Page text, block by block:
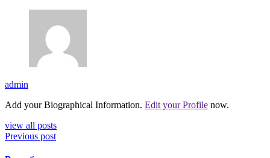
admin
Add your Biographical Information. Edit your Profile now.
view all posts
Previous post